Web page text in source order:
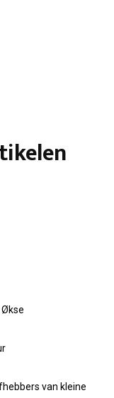
Økse
van kleine